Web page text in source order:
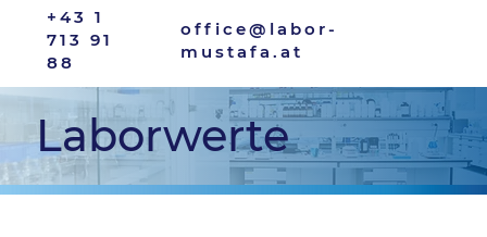
+43 1
713 91
88
office@labor-
mustafa.at
Laborwerte